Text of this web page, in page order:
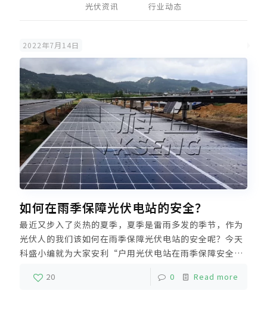
光伏资讯 行业动态
2022年7月14日
如何在雨季保障光伏电站的安全？
最近又步入了炎热的夏季，夏季是雷雨多发的季节，作为
光伏人的我们该如何在雨季保障光伏电站的安全呢？今天
科盛小编就为大家安利“户用光伏电站在雨季保障安全的
方法”。在恶劣天气下，一定要做好光伏电站的防护工
作，并及时处理受损设备，以免造成更严重的财产损失，
20 0 Read more